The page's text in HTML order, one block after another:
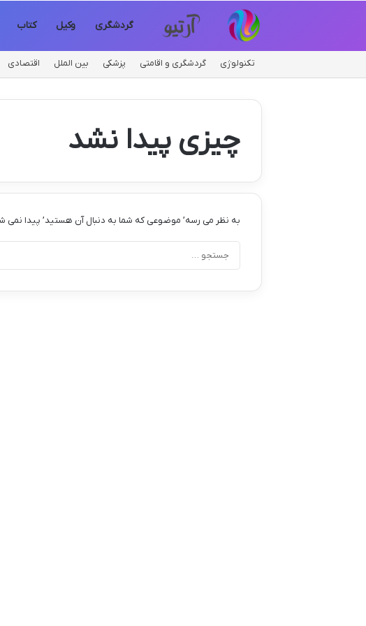
گردشگری وکیل کتاب
تکنولوژی گردشگری و اقامتی پزشکی بین الملل اقتصادی
چیزی پیدا نشد
به نظر می رسه’ موضوعی که شما به دنبال آن هستید’ پیدا